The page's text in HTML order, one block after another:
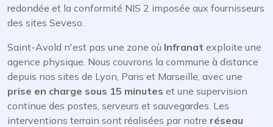
redondée et la conformité NIS 2 imposée aux fournisseurs
des sites Seveso.
Saint-Avold n'est pas une zone où Infranat exploite une
agence physique. Nous couvrons la commune à distance
depuis nos sites de Lyon, Paris et Marseille, avec une
prise en charge sous 15 minutes et une supervision
continue des postes, serveurs et sauvegardes. Les
interventions terrain sont réalisées par notre réseau